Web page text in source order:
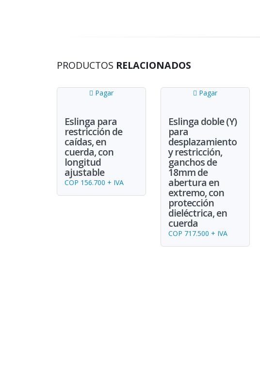
PRODUCTOS RELACIONADOS
Pagar
Eslinga para
restricción de
caídas, en
cuerda, con
longitud
ajustable
COP 156.700 + IVA
Pagar
Eslinga doble (Y)
para
desplazamiento
y restricción,
ganchos de
18mm de
abertura en
extremo, con
protección
dieléctrica, en
cuerda
COP 717.500 + IVA